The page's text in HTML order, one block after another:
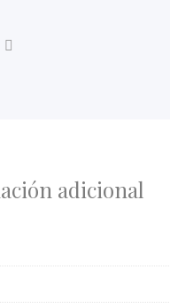
adicional